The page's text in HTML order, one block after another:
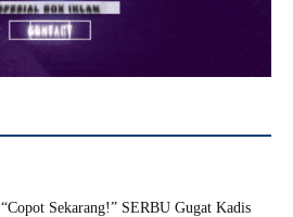
“Copot Sekarang!” SERBU Gugat Kadis